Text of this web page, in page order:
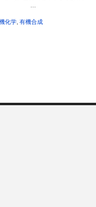
2012 …
化学, 有機合成